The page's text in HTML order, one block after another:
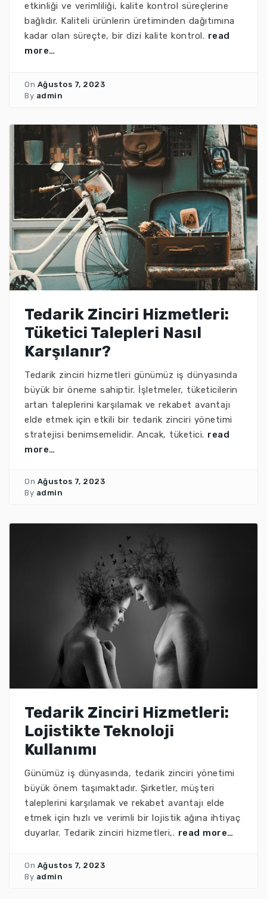
etkinliği ve verimliliği, kalite kontrol süreçlerine
bağlıdır. Kaliteli ürünlerin üretiminden dağıtımına
kadar olan süreçte, bir dizi kalite kontrol. read
more…
On Ağustos 7, 2023
By admin
Tedarik Zinciri Hizmetleri:
Tüketici Talepleri Nasıl
Karşılanır?
Tedarik zinciri hizmetleri günümüz iş dünyasında
büyük bir öneme sahiptir. İşletmeler, tüketicilerin
artan taleplerini karşılamak ve rekabet avantajı
elde etmek için etkili bir tedarik zinciri yönetimi
stratejisi benimsemelidir. Ancak, tüketici. read
more…
On Ağustos 7, 2023
By admin
Tedarik Zinciri Hizmetleri:
Lojistikte Teknoloji
Kullanımı
Günümüz iş dünyasında, tedarik zinciri yönetimi
büyük önem taşımaktadır. Şirketler, müşteri
taleplerini karşılamak ve rekabet avantajı elde
etmek için hızlı ve verimli bir lojistik ağına ihtiyaç
duyarlar. Tedarik zinciri hizmetleri,. read more…
On Ağustos 7, 2023
By admin